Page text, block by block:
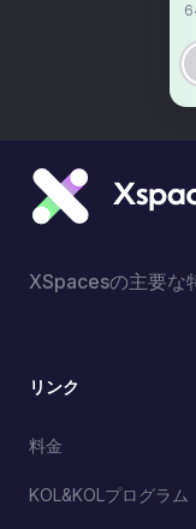
XSpacesの主要な
リンク
料金
KOL&KOLプログラム